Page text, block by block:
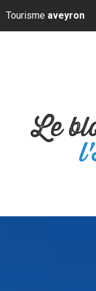
Panneau de gestion
Tourisme aveyron
Le